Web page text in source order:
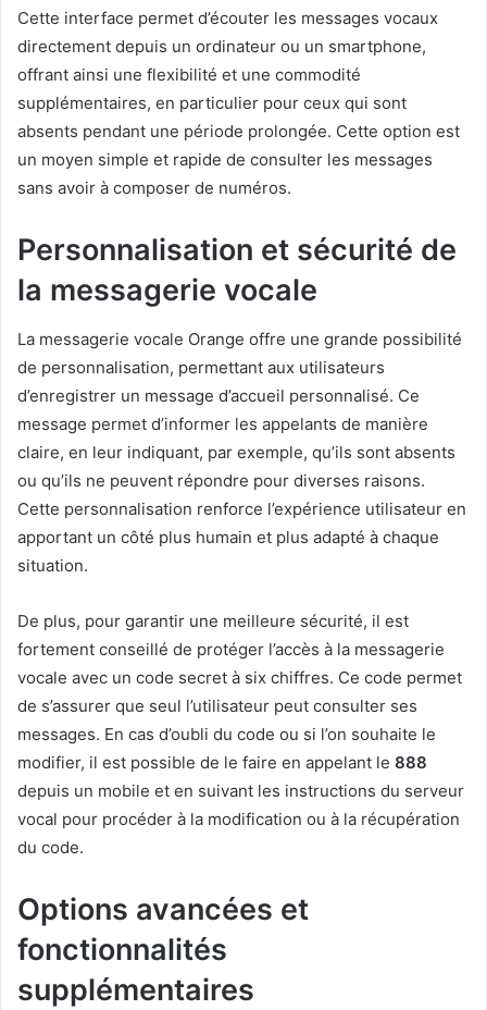
Cette interface permet d’écouter les messages vocaux
directement depuis un ordinateur ou un smartphone,
offrant ainsi une flexibilité et une commodité
supplémentaires, en particulier pour ceux qui sont
absents pendant une période prolongée. Cette option est
un moyen simple et rapide de consulter les messages
sans avoir à composer de numéros.
Personnalisation et sécurité de
la messagerie vocale
La messagerie vocale Orange offre une grande possibilité
de personnalisation, permettant aux utilisateurs
d’enregistrer un message d’accueil personnalisé. Ce
message permet d’informer les appelants de manière
claire, en leur indiquant, par exemple, qu’ils sont absents
ou qu’ils ne peuvent répondre pour diverses raisons.
Cette personnalisation renforce l’expérience utilisateur en
apportant un côté plus humain et plus adapté à chaque
situation.
De plus, pour garantir une meilleure sécurité, il est
fortement conseillé de protéger l’accès à la messagerie
vocale avec un code secret à six chiffres. Ce code permet
de s’assurer que seul l’utilisateur peut consulter ses
messages. En cas d’oubli du code ou si l’on souhaite le
modifier, il est possible de le faire en appelant le 888
depuis un mobile et en suivant les instructions du serveur
vocal pour procéder à la modification ou à la récupération
du code.
Options avancées et
fonctionnalités
supplémentaires